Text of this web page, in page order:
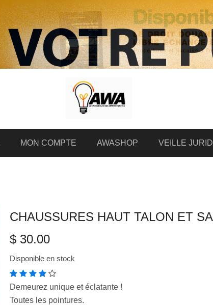
MON COMPTE AWASHOP VEILLE
CHAUSSURES HAUT TALON ET
$ 30.00
Disponible en stock
Demeurez unique et éclatante !
Toutes les pointures.